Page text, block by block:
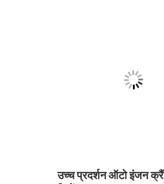
उच्च प्रदर्शन ऑटो इंजन